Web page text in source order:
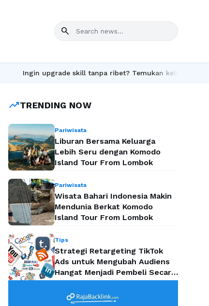
search
Ingin upgrade skill tanpa ribet? Temukan kelas seru dan
trending_upTRENDING NOW
Pariwisata
Liburan Bersama Keluarga
Lebih Seru dengan Komodo
Island Tour From Lombok
Pariwisata
Wisata Bahari Indonesia Makin
Mendunia Berkat Komodo
Island Tour From Lombok
Tips
Strategi Retargeting TikTok
Ads untuk Mengubah Audiens
Hangat Menjadi Pembeli Secara
Efektif